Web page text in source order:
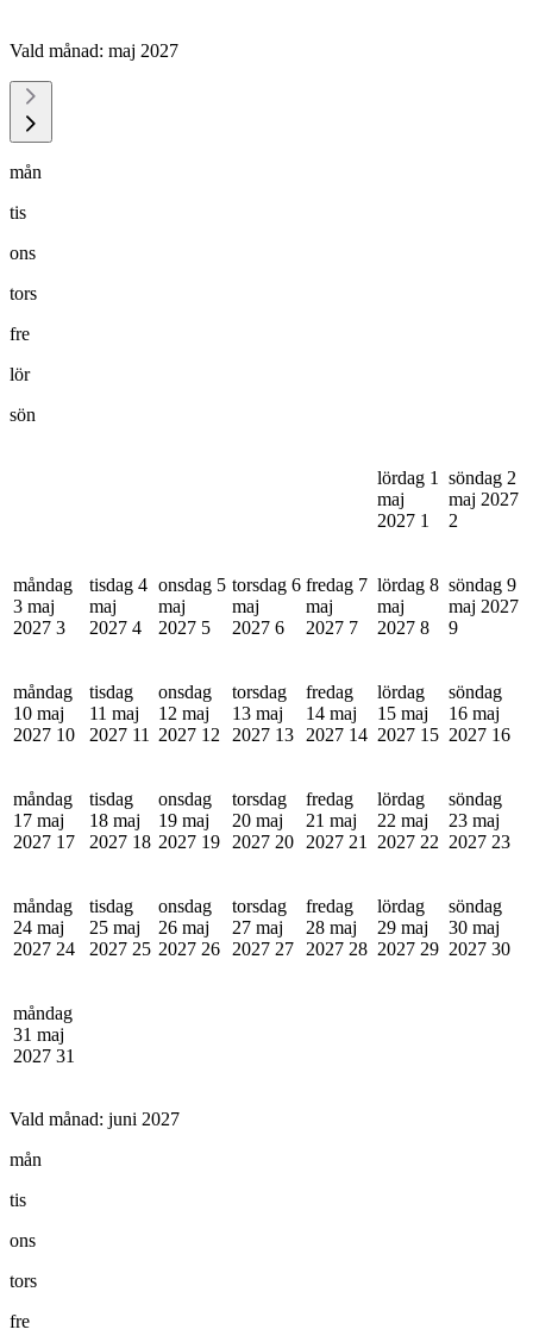
Vald månad: maj 2027
mån
tis
ons
tors
fre
lör
sön
lördag 1
maj
2027 1
söndag 2
maj 2027
2
måndag
3 maj
2027 3
tisdag 4
maj
2027 4
onsdag 5
maj
2027 5
torsdag 6
maj
2027 6
fredag 7
maj
2027 7
lördag 8
maj
2027 8
söndag 9
maj 2027
9
måndag
10 maj
2027 10
tisdag
11 maj
2027 11
onsdag
12 maj
2027 12
torsdag
13 maj
2027 13
fredag
14 maj
2027 14
lördag
15 maj
2027 15
söndag
16 maj
2027 16
måndag
17 maj
2027 17
tisdag
18 maj
2027 18
onsdag
19 maj
2027 19
torsdag
20 maj
2027 20
fredag
21 maj
2027 21
lördag
22 maj
2027 22
söndag
23 maj
2027 23
måndag
24 maj
2027 24
tisdag
25 maj
2027 25
onsdag
26 maj
2027 26
torsdag
27 maj
2027 27
fredag
28 maj
2027 28
lördag
29 maj
2027 29
söndag
30 maj
2027 30
måndag
31 maj
2027 31
Vald månad: juni 2027
mån
tis
ons
tors
fre